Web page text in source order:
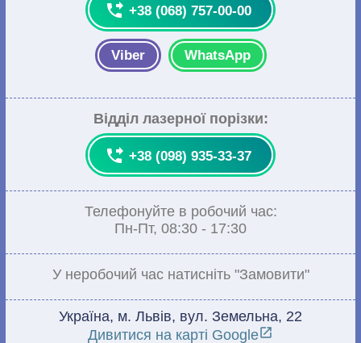
 +38 (068) 757-00-00
Viber WhatsApp
Відділ лазерної порізки:
 +38 (098) 935-33-37
Телефонуйте в робочий час:
Пн-Пт, 08:30 - 17:30
У неробочий час натисніть "Замовити"
Україна, м. Львів, вул. Земельна, 22
Дивитися на карті Google